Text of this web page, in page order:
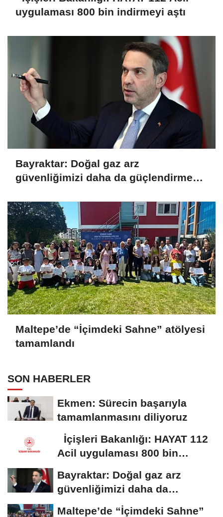
uygulaması 800 bin indirmeyi aştı
Bayraktar: Doğal gaz arz
güvenliğimizi daha da güçlendirmeye
Maltepe’de “İçimdeki Sahne” atölyesi
tamamlandı
SON HABERLER
Ekmen: Sürecin başarıyla
tamamlanmasını diliyoruz
İçişleri Bakanlığı: HAYAT 112
Acil uygulaması 800 bin
Bayraktar: Doğal gaz arz
güvenliğimizi daha da
güçlendirmeye devam...
Maltepe’de “İçimdeki Sahne”